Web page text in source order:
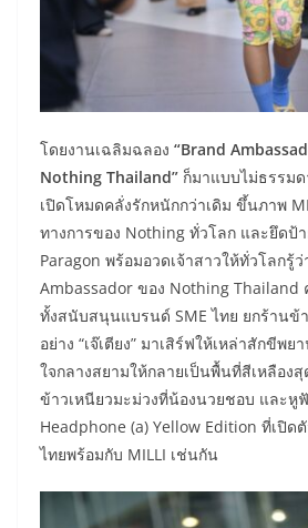
​โดยงานเฉลิมฉลอง “Brand
Nothing Thailand” ก็มาแบบไม่ธรรม
เปิดโหมดคลั่งรักหนักกว่าเดิม ขึ้นภาพ
ทางการของ Nothing ทั่วโลก และยึดป้
Paragon พร้อมอวดเจ้าสาวให้ทั่วโลกรู้
Ambassador ของ Nothing Thailand
ทั้งสนับสนุนแบรนด์ SME ไทย ยกร้านข้า
อย่าง “เจ๊เตียง” มาเสิร์ฟให้เหล่าสักขีพ
ใจกลางสยามให้กลายเป็นพื้นที่สีเหลือง
ข้าวเหนียวมะม่วงที่น้องนวยชอบ และหูฟั
Headphone (a) Yellow Edition ที่เปิด
ไทยพร้อมกับ MILLI เช่นกัน